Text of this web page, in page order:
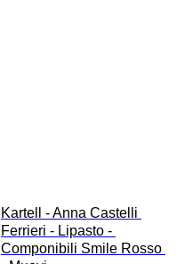
Kartell - Anna Castelli
Ferrieri - Lipasto -
Componibili Smile Rosso